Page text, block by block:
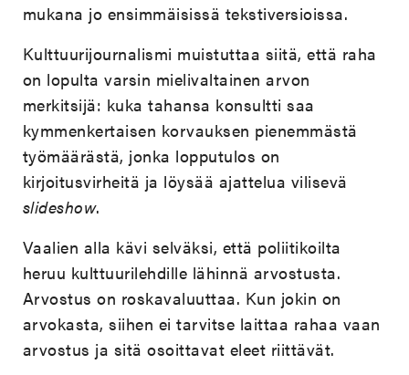
mukana jo ensimmäisissä tekstiversioissa.
Kulttuurijournalismi muistuttaa siitä, että raha
on lopulta varsin mielivaltainen arvon
merkitsijä: kuka tahansa konsultti saa
kymmenkertaisen korvauksen pienemmästä
työmäärästä, jonka lopputulos on
kirjoitusvirheitä ja löysää ajattelua vilisevä
slideshow.
Vaalien alla kävi selväksi, että poliitikoilta
heruu kulttuurilehdille lähinnä arvostusta.
Arvostus on roskavaluuttaa. Kun jokin on
arvokasta, siihen ei tarvitse laittaa rahaa vaan
arvostus ja sitä osoittavat eleet riittävät.